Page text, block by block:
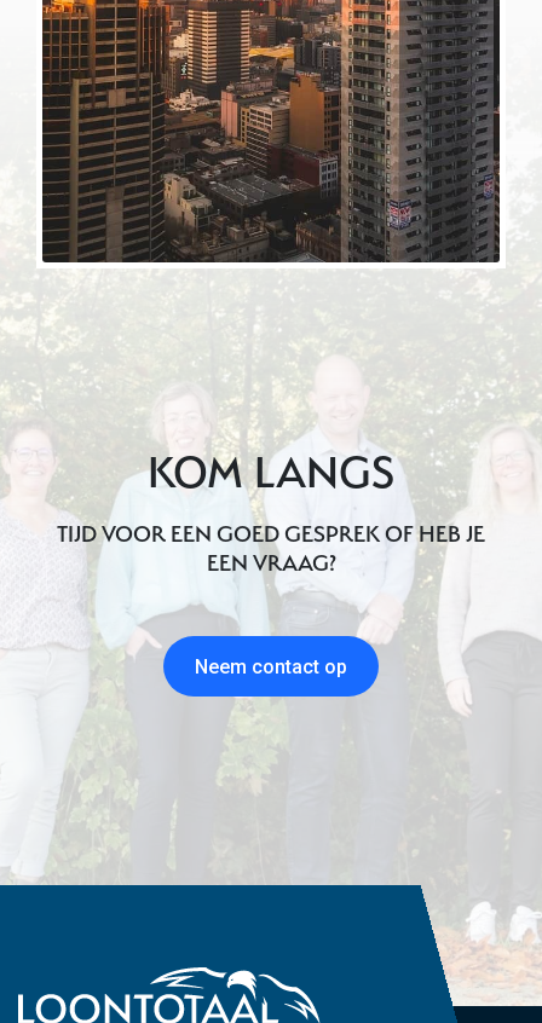
KOM LANGS
TIJD VOOR EEN GOED GESPREK OF HEB JE
EEN VRAAG?
Neem contact op